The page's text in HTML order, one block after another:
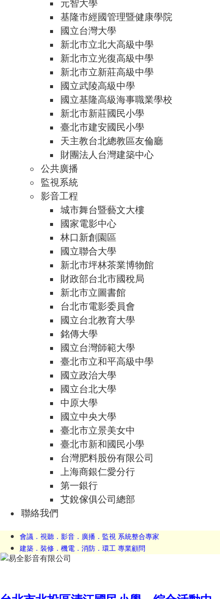
元智大學
基隆市經國管理暨健康學院
國立台灣大學
新北市立北大高級中學
新北市立光復高級中學
新北市立新莊高級中學
國立武陵高級中學
國立基隆高級海事職業學校
新北市新莊國民小學
臺北市建安國民小學
天主教台北總教區友倫廳
財團法人台灣建築中心
公共廣播
監視系統
影音工程
城市舞台暨藝文大樓
國家電影中心
林口新創園區
國立聯合大學
新北市坪林茶業博物館
財政部台北市國稅局
新北市立圖書館
台北市電影委員會
國立台北教育大學
銘傳大學
國立台灣師範大學
臺北市立和平高級中學
國立政治大學
國立台北大學
中原大學
國立中央大學
臺北市立景美女中
臺北市新和國民小學
台灣肥料股份有限公司
上海商銀仁愛分行
第一銀行
艾銳傢俱公司總部
聯絡我們
會議．視聽．影音．廣播．監視 系統整合專家
建築．裝修．機電．消防．環工 專業顧問